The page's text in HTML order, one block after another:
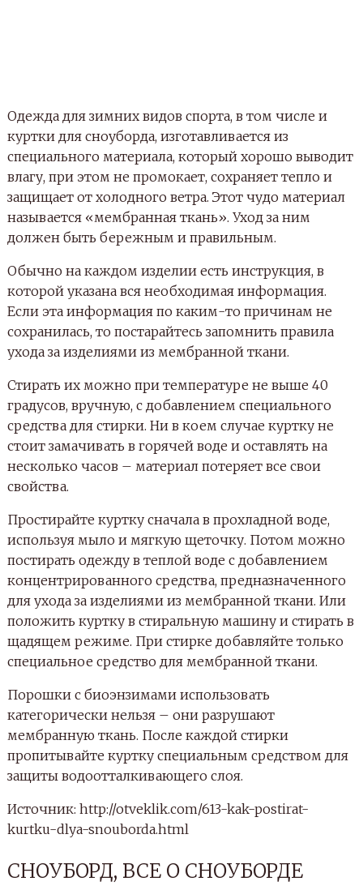
Одежда для зимних видов спорта, в том числе и
куртки для сноуборда, изготавливается из
специального материала, который хорошо выводит
влагу, при этом не промокает, сохраняет тепло и
защищает от холодного ветра. Этот чудо материал
называется «мембранная ткань». Уход за ним
должен быть бережным и правильным.
Обычно на каждом изделии есть инструкция, в
которой указана вся необходимая информация.
Если эта информация по каким-то причинам не
сохранилась, то постарайтесь запомнить правила
ухода за изделиями из мембранной ткани.
Стирать их можно при температуре не выше 40
градусов, вручную, с добавлением специального
средства для стирки. Ни в коем случае куртку не
стоит замачивать в горячей воде и оставлять на
несколько часов – материал потеряет все свои
свойства.
Простирайте куртку сначала в прохладной воде,
используя мыло и мягкую щеточку. Потом можно
постирать одежду в теплой воде с добавлением
концентрированного средства, предназначенного
для ухода за изделиями из мембранной ткани. Или
положить куртку в стиральную машину и стирать в
щадящем режиме. При стирке добавляйте только
специальное средство для мембранной ткани.
Порошки с биоэнзимами использовать
категорически нельзя – они разрушают
мембранную ткань. После каждой стирки
пропитывайте куртку специальным средством для
защиты водоотталкивающего слоя.
Источник: http://otveklik.com/613-kak-postirat-
kurtku-dlya-snouborda.html
СНОУБОРД, ВСЕ О СНОУБОРДЕ